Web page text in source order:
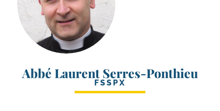
Abbé Laurent Serres-Ponthieu
FSSPX